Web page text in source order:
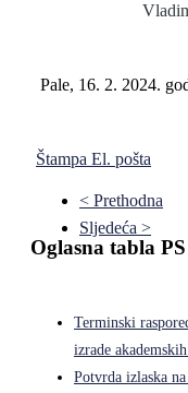
Pale, 16. 2. 2024.
Štampa El. pošta
< Prethodna
Sljedeća >
Oglasna tabla
Terminski
izrade
Potvrda izlaska